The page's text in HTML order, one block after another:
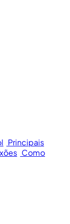
Principais
Como